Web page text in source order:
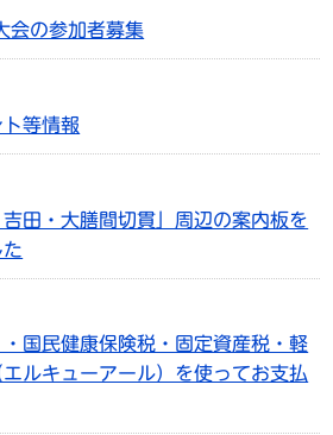
会の参加者募集
等情報
田・大膳間切貫」周辺の案内板を
国民健康保険税・固定資産税・軽
ルキューアール）を使ってお支払